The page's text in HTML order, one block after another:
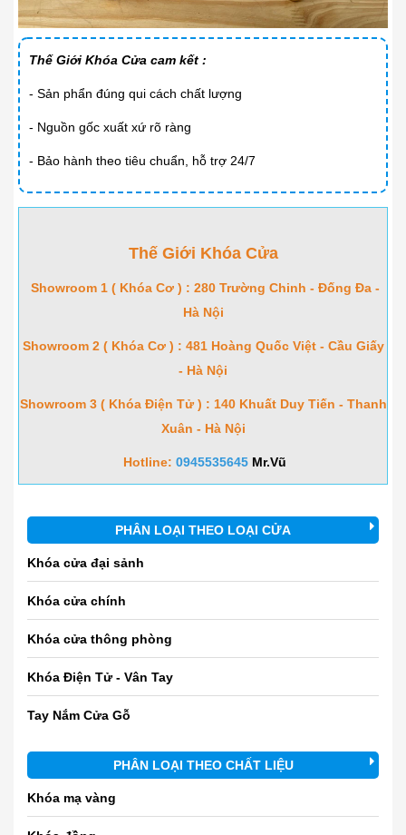
PHÂN LOẠI THEO LOẠI CỬA
Khóa cửa đại sảnh
Khóa cửa chính
Khóa cửa thông phòng
Khóa Điện Tử - Vân Tay
Tay Nắm Cửa Gỗ
PHÂN LOẠI THEO CHẤT LIỆU
Khóa mạ vàng
Thế Giới Khóa Cửa cam kết :
- Sản phẩn đúng qui cách chất lượng
- Nguồn gốc xuất xứ rõ ràng
- Bảo hành theo tiêu chuẩn, hỗ trợ 24/7
Thế Giới Khóa Cửa
Showroom 1 ( Khóa Cơ ) : 280 Trường Chinh - Đống Đa -
Hà Nội
Showroom 2 ( Khóa Cơ ) : 481 Hoàng Quốc Việt - Cầu Giấy
- Hà Nội
Showroom 3 ( Khóa Điện Tử ) : 140 Khuất Duy Tiến - Thanh
Xuân - Hà Nội
Hotline: 0945535645 Mr.Vũ